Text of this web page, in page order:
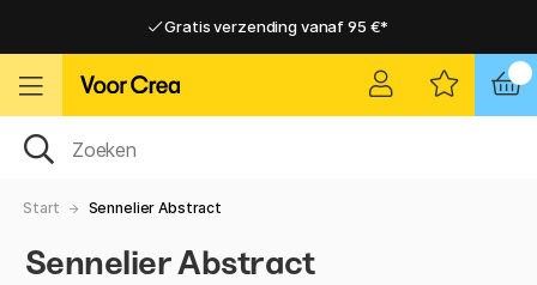
Gratis verzending vanaf 95 €*
Gratis verzending vanaf 95 €*
Start Sennelier Abstract
Sennelier Abstract